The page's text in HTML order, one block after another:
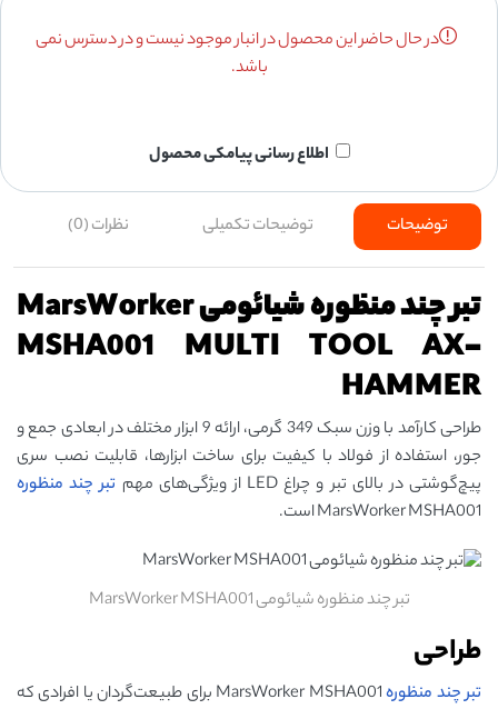
در حال حاضر این محصول در انبار موجود نیست و در دسترس نمی
باشد.
اطلاع رسانی پیامکی محصول
توضیحات توضیحات تکمیلی نظرات (0)
تبر چند منظوره شیائومی MarsWorker
MSHA001 MULTI TOOL AX-
HAMMER
طراحی کارآمد با وزن سبک 349 گرمی، ارائه 9 ابزار مختلف در ابعادی جمع و
جور، استفاده از فولاد با کیفیت برای ساخت ابزارها، قابلیت نصب سری
پیچ‌گوشتی در بالای تبر و چراغ LED از ویژگی‌های مهم
تبر چند منظوره
MarsWorker MSHA001 است.
تبر چند منظوره شیائومی MarsWorker MSHA001
طراحی
تبر چند منظوره
MarsWorker MSHA001 برای طبیعت‌گردان یا افرادی که